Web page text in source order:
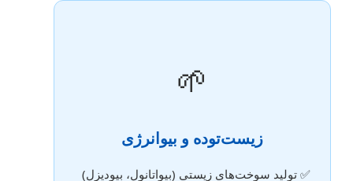
🌱
زیست‌توده و بیوانرژی
✅ تولید سوخت‌های زیستی (بیواتانول، بیودیزل)